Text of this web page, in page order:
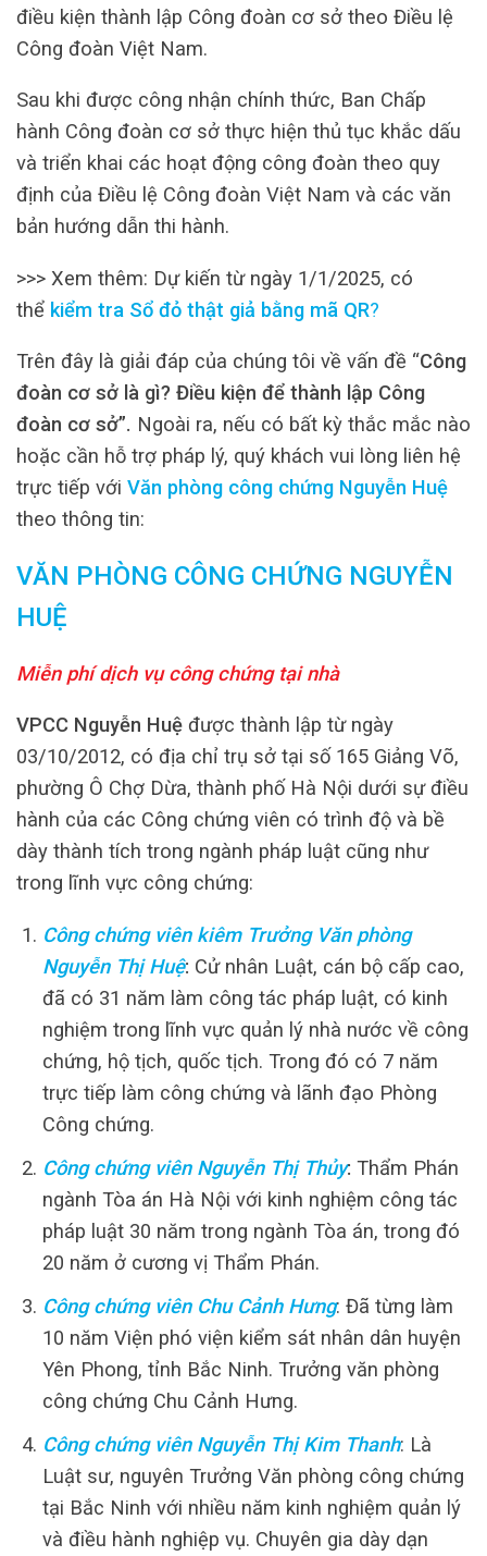
điều kiện thành lập Công đoàn cơ sở theo Điều lệ
Công đoàn Việt Nam.
Sau khi được công nhận chính thức, Ban Chấp
hành Công đoàn cơ sở thực hiện thủ tục khắc dấu
và triển khai các hoạt động công đoàn theo quy
định của Điều lệ Công đoàn Việt Nam và các văn
bản hướng dẫn thi hành.
>>> Xem thêm: Dự kiến từ ngày 1/1/2025, có
thể kiểm tra Sổ đỏ thật giả bằng mã QR?
Trên đây là giải đáp của chúng tôi về vấn đề “Công
đoàn cơ sở là gì? Điều kiện để thành lập Công
đoàn cơ sở”. Ngoài ra, nếu có bất kỳ thắc mắc nào
hoặc cần hỗ trợ pháp lý, quý khách vui lòng liên hệ
trực tiếp với Văn phòng công chứng Nguyễn Huệ
theo thông tin:
VĂN PHÒNG CÔNG CHỨNG NGUYỄN
HUỆ
Miễn phí dịch vụ công chứng tại nhà
VPCC Nguyễn Huệ được thành lập từ ngày
03/10/2012, có địa chỉ trụ sở tại số 165 Giảng Võ,
phường Ô Chợ Dừa, thành phố Hà Nội dưới sự điều
hành của các Công chứng viên có trình độ và bề
dày thành tích trong ngành pháp luật cũng như
trong lĩnh vực công chứng:
Công chứng viên kiêm Trưởng Văn phòng
Nguyễn Thị Huệ: Cử nhân Luật, cán bộ cấp cao,
đã có 31 năm làm công tác pháp luật, có kinh
nghiệm trong lĩnh vực quản lý nhà nước về công
chứng, hộ tịch, quốc tịch. Trong đó có 7 năm
trực tiếp làm công chứng và lãnh đạo Phòng
Công chứng.
Công chứng viên Nguyễn Thị Thủy: Thẩm Phán
ngành Tòa án Hà Nội với kinh nghiệm công tác
pháp luật 30 năm trong ngành Tòa án, trong đó
20 năm ở cương vị Thẩm Phán.
Công chứng viên Chu Cảnh Hưng: Đã từng làm
10 năm Viện phó viện kiểm sát nhân dân huyện
Yên Phong, tỉnh Bắc Ninh. Trưởng văn phòng
công chứng Chu Cảnh Hưng.
Công chứng viên Nguyễn Thị Kim Thanh: Là
Luật sư, nguyên Trưởng Văn phòng công chứng
tại Bắc Ninh với nhiều năm kinh nghiệm quản lý
và điều hành nghiệp vụ. Chuyên gia dày dạn